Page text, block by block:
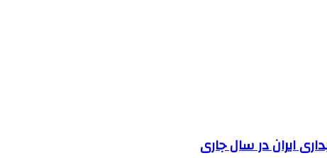
ایران در سال جاری